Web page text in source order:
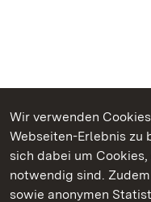
Wir verwenden
Webseiten-Erlebnis zu
sich dabei um
notwendig sind.
sowie anonymen
Kommen. Staunen.